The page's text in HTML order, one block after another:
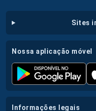
sites
nossa aplicação móvel
informações legais